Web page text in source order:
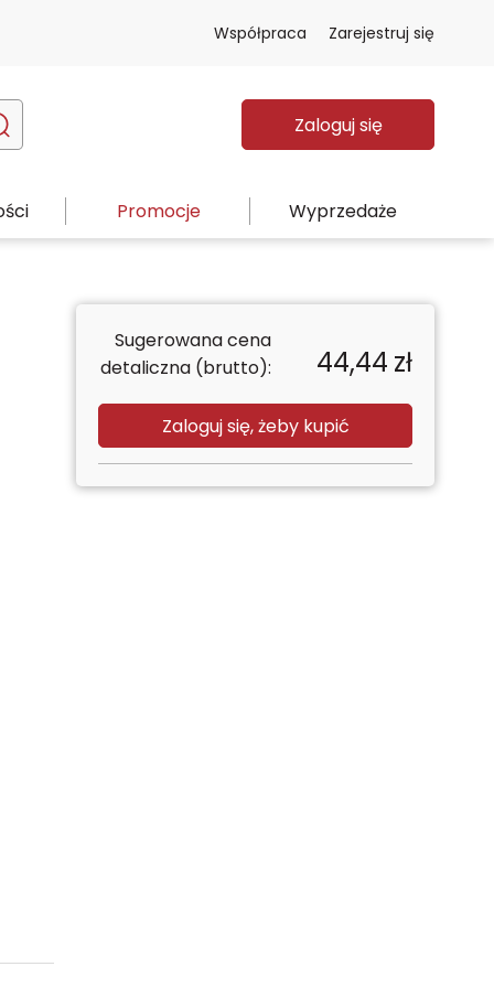
Współpraca Zarejestruj się
Zaloguj się
Promocje Wyprzedaże
Sugerowana cena
detaliczna (brutto):
44,44 zł
Zaloguj się, żeby kupić